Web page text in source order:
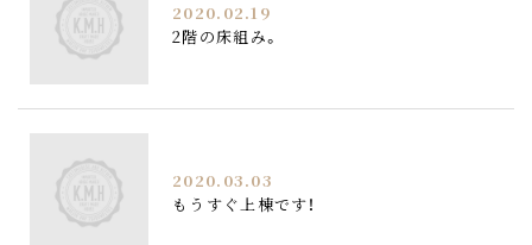
2020.02.19
2階の床組み。
2020.03.03
もうすぐ上棟です！